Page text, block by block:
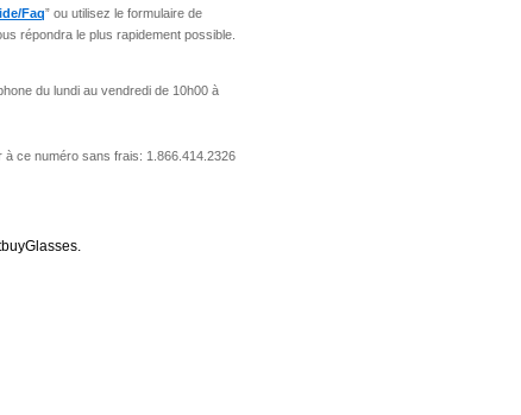
Faq” ou utilisez le formulaire de
répondra le plus rapidement possible.
du lundi au vendredi de 10h00 à
ce numéro sans frais: 1.866.414.2326